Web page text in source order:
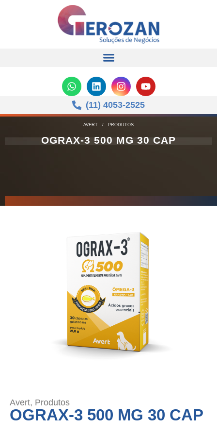
(11) 4053-2525
AVERT / PRODUTOS
OGRAX-3 500 MG 30 CAP
Avert, Produtos
OGRAX-3 500 MG 30 CAP